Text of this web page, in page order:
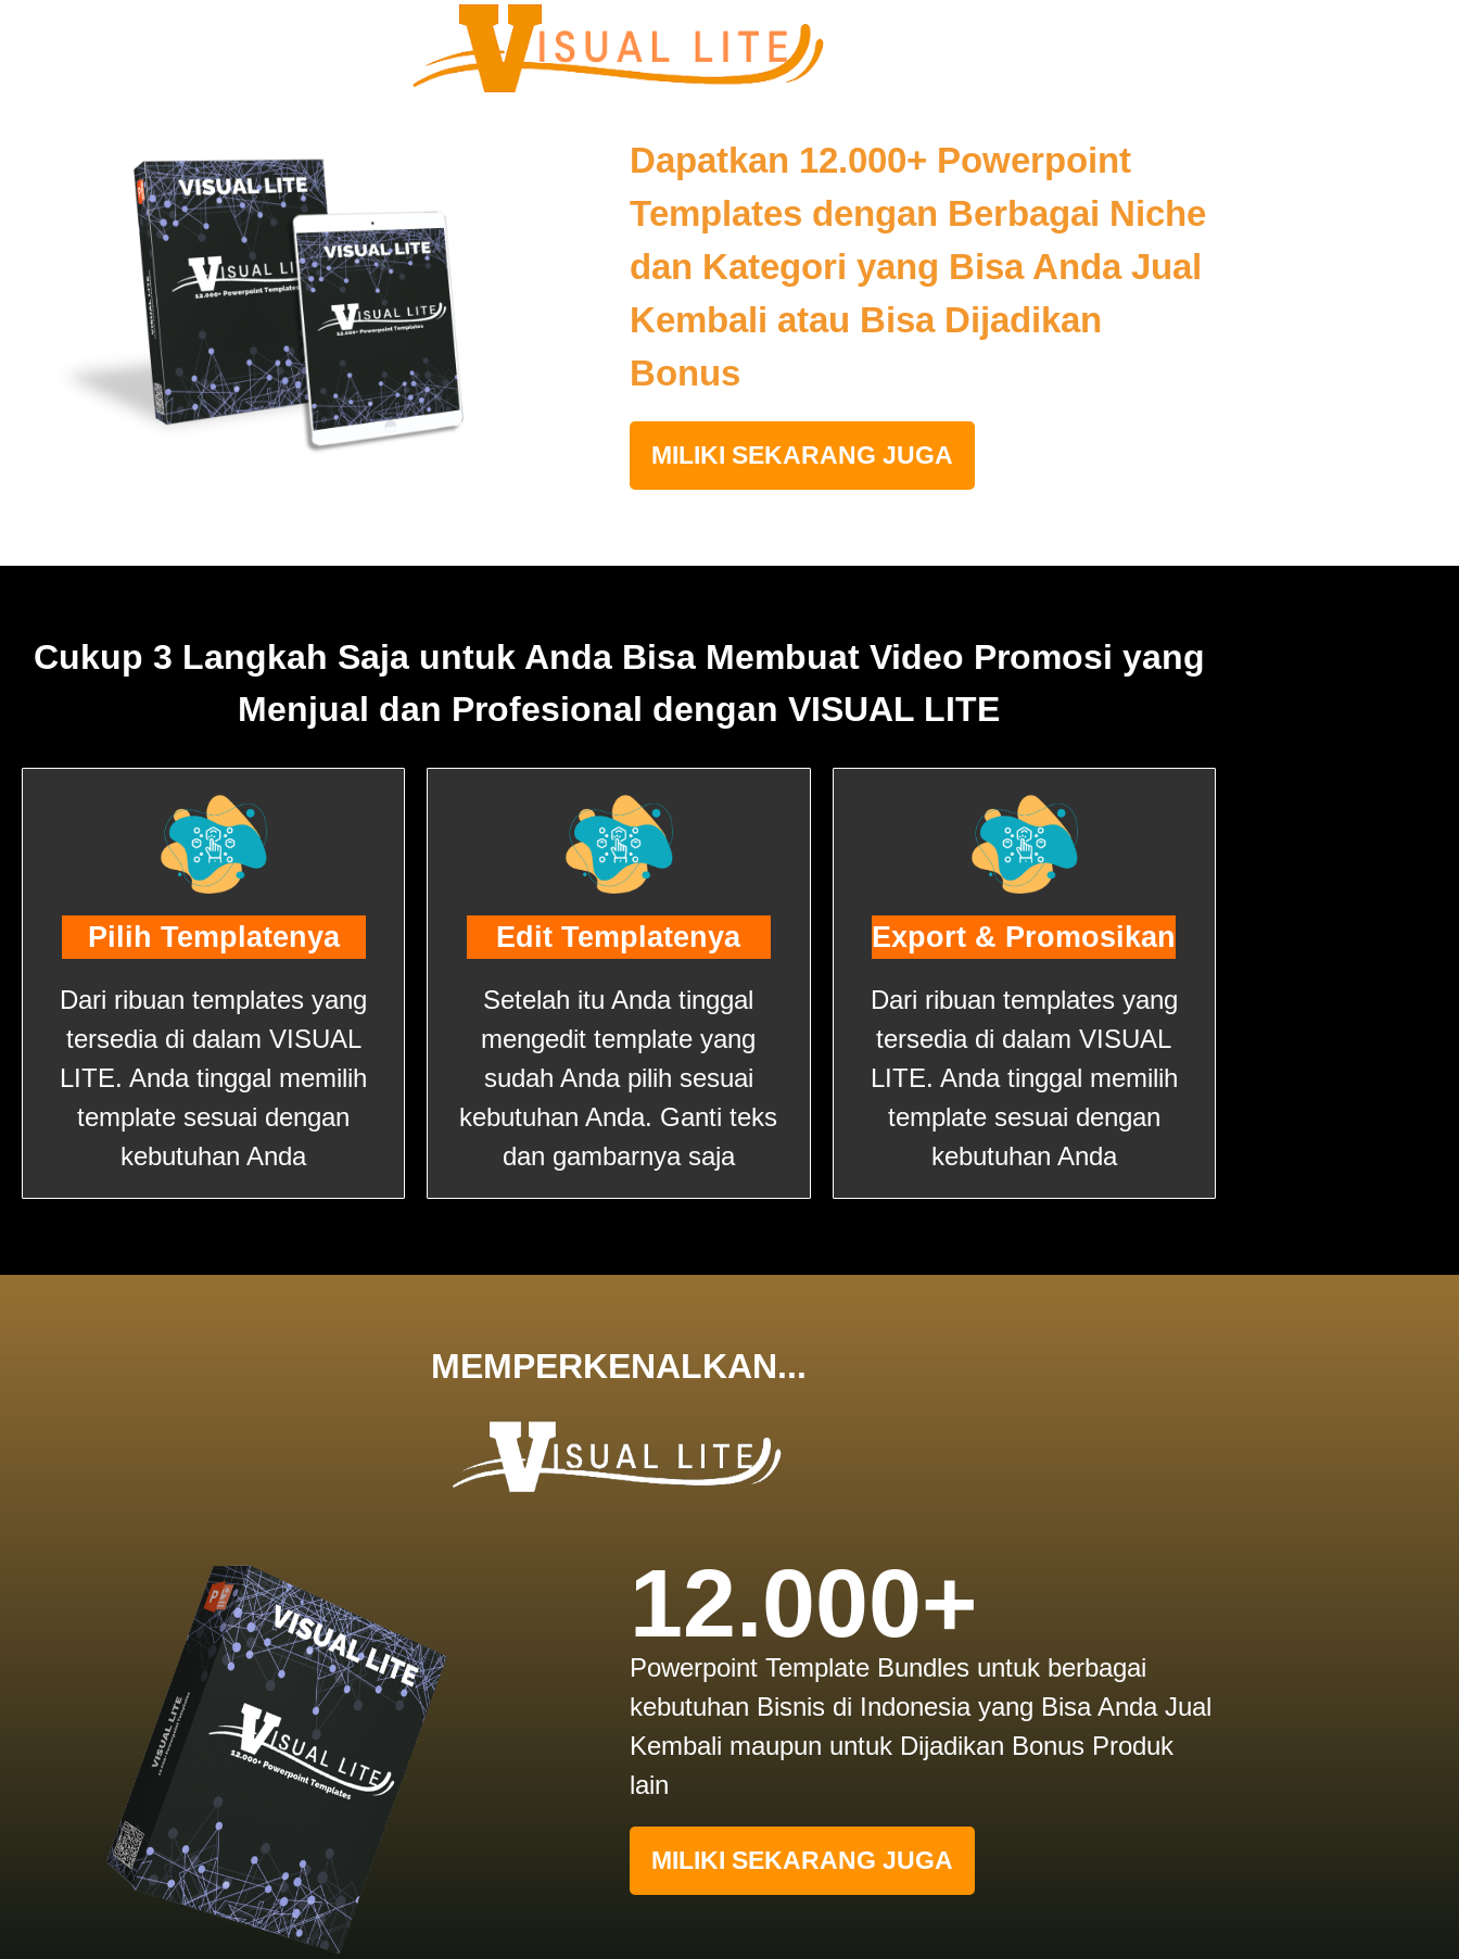
Dapatkan 12.000+ Powerpoint
Templates dengan Berbagai Niche
dan Kategori yang Bisa Anda Jual
Kembali atau Bisa Dijadikan
Bonus
MILIKI SEKARANG JUGA
Cukup 3 Langkah Saja untuk Anda Bisa Membuat Video Promosi yang
Menjual dan Profesional dengan VISUAL LITE
Pilih Templatenya
Dari ribuan templates yang
tersedia di dalam VISUAL
LITE. Anda tinggal memilih
template sesuai dengan
kebutuhan Anda
Edit Templatenya
Setelah itu Anda tinggal
mengedit template yang
sudah Anda pilih sesuai
kebutuhan Anda. Ganti teks
dan gambarnya saja
Export & Promosikan
Dari ribuan templates yang
tersedia di dalam VISUAL
LITE. Anda tinggal memilih
template sesuai dengan
kebutuhan Anda
MEMPERKENALKAN...
12.000+
Powerpoint Template Bundles untuk berbagai
kebutuhan Bisnis di Indonesia yang Bisa Anda Jual
Kembali maupun untuk Dijadikan Bonus Produk
lain
MILIKI SEKARANG JUGA